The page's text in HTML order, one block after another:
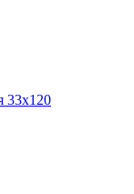
33х120